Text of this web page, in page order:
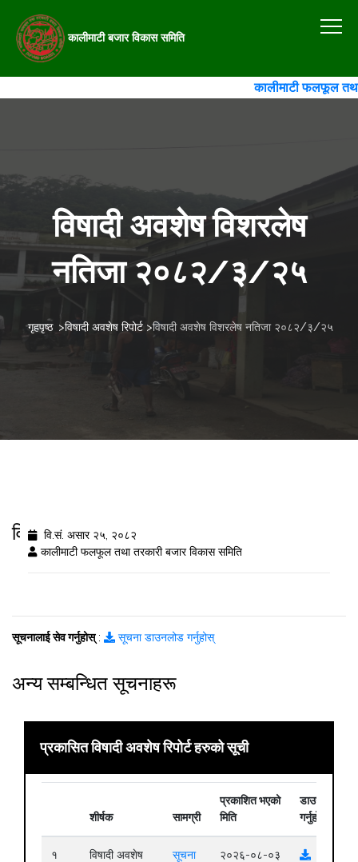
कालीमाटी बजार विकास समिति
कालीमाटी फलफूल तथा
विषादी अवशेष विशरलेष
नतिजा २०८२/३/२५
गृहपृष्ठ >विषादी अवशेष रिपोर्ट>विषादी अवशेष विशरलेष नतिजा २०८२/३/२५
विषादी अवशेष विशरलेष नतिजा २०८२/३/२५
वि.सं. असार २५, २०८२
कालीमाटी फलफूल तथा तरकारी बजार विकास समिति
सूचनालाई सेव गर्नुहोस्: सूचना डाउनलोड गर्नुहोस्
अन्य सम्बन्धित सूचनाहरू
प्रकासित विषादी अवशेष रिपोर्ट हरुको सूची
शीर्षक सामग्री
प्रकाशित भएको
मिति
डाउनलोड
गर्नुहोस्
१
विषादी अवशेष
सूचना
२०२६-०८-०३